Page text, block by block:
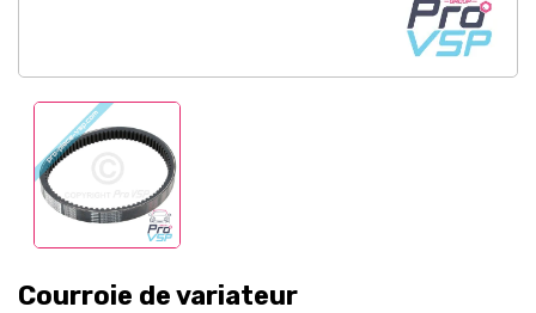
Courroie de variateur